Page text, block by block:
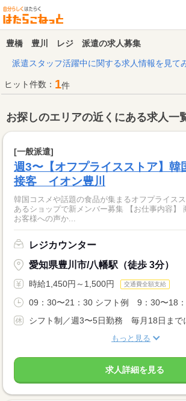
豊橋 豊川 レジ 派遣の求人募集
派遣スタッフ活躍中に関する求人情報を見て
ヒット件数： 1件
お探しのエリアの近くにある求人一
[一般派遣]
週3〜【オフプライスストア】韓
接客 イオン豊川
韓国コスメや話題の食品が集まるオフプライス
あるショップで新メンバー募集 【お仕事内容】 商品補充がメイン◎
お客様への声か...
レジカウンター
愛知県豊川市/八幡駅（徒歩 3分）
時給1,450円～1,500円 交通費全額支給
09：30〜21：30 シフト例 9：30〜18
シフト制／週3〜5日勤務 毎月18日まで
もっと見る
求人詳細を見る